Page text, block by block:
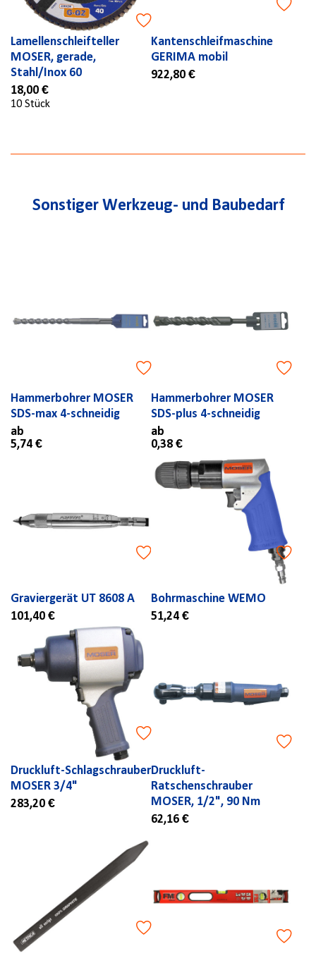
Lamellenschleifteller
MOSER, gerade,
Stahl/Inox 60
18,00 €
10 Stück
Kantenschleifmaschine
GERIMA mobil
922,80 €
Sonstiger Werkzeug- und Baubedarf
Hammerbohrer MOSER
SDS-max 4-schneidig
ab
5,74 €
Hammerbohrer MOSER
SDS-plus 4-schneidig
ab
0,38 €
Graviergerät UT 8608 A
101,40 €
Bohrmaschine WEMO
51,24 €
Druckluft-Schlagschrauber
MOSER 3/4"
283,20 €
Druckluft-
Ratschenschrauber
MOSER, 1/2", 90 Nm
62,16 €